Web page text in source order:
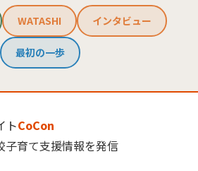
WATASHI インタビュー
最初の一歩
トCoCon
子育て支援情報を発信